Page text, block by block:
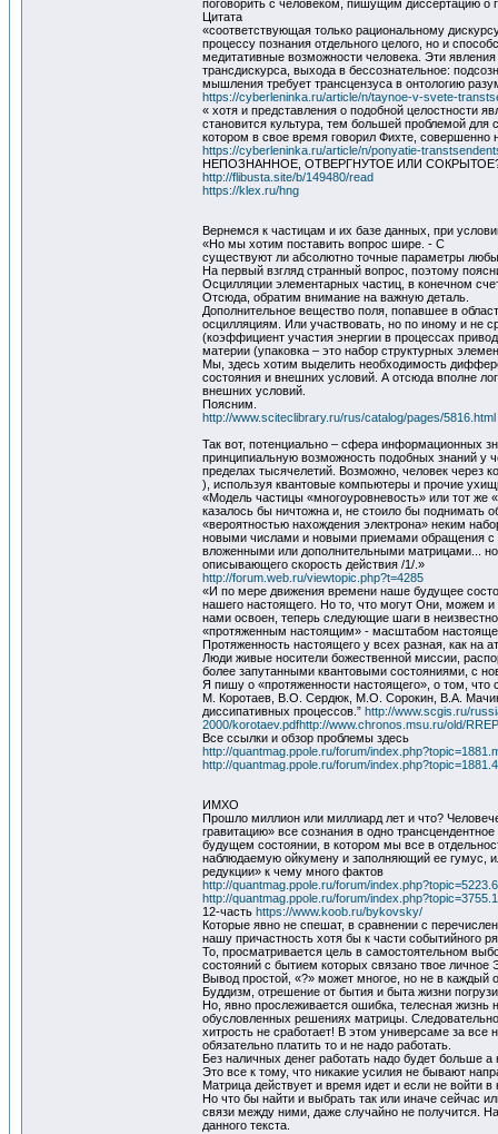
поговорить с человеком, пишущим диссертацию о
Цитата
«соответствующая только рациональному
процессу познания отдельного целого, но и
медитативные возможности человека. Эти
трансдискурса, выхода в бессознательное:
мышления требует трансцензуса в онтологию
https://cyberleninka.ru/article/n/taynoe-v-svete-
« хотя и представления о подобной целостности
становится культура, тем большей проблемой для
котором в свое время говорил Фихте, совершенно
https://cyberleninka.ru/article/n/ponyatie-
НЕПОЗНАННОЕ, ОТВЕРГНУТОЕ ИЛИ
http://flibusta.site/b/149480/read
https://klex.ru/hng
Вернемся к частицам и их базе данных, при
«Но мы хотим поставить вопрос шире. - С
существуют ли абсолютно точные параметры
На первый взгляд странный вопрос, поэтому
Осцилляции элементарных частиц, в конечном
Отсюда, обратим внимание на важную деталь.
Дополнительное вещество поля, попавшее в
осцилляциям. Или участвовать, но по иному и не
(коэффициент участия энергии в процессах
материи (упаковка – это набор структурных
Мы, здесь хотим выделить необходимость
состояния и внешних условий. А отсюда вполне
внешних условий.
Поясним.
http://www.sciteclibrary.ru/rus/catalog/pages/5816.html
Так вот, потенциально – сфера информационных
принципиальную возможность подобных знаний у
пределах тысячелетий. Возможно, человек через
), используя квантовые компьютеры и прочие
«Модель частицы «многоуровневость» или тот же
казалось бы ничтожна и, не стоило бы поднимать
«вероятностью нахождения электрона» неким
новыми числами и новыми приемами обращения с
вложенными или дополнительными матрицами...
описывающего скорость действия /1/.»
http://forum.web.ru/viewtopic.php?t=4285
«И по мере движения времени наше будущее
нашего настоящего. Но то, что могут Они, можем
нами освоен, теперь следующие шаги в
«протяженным настоящим» - масштабом
Протяженность настоящего у всех разная, как на
Люди живые носители божественной миссии,
более запутанными квантовыми состояниями, с
Я пишу о «протяженности настоящего», о том, что
М. Коротаев, В.О. Сердюк, М.О. Сорокин, В.А.
диссипативных процессов.” http://www.scgis.ru/
2000/korotaev.pdfhttp://www.chronos.msu.ru/old/
Все ссылки и обзор проблемы здесь
http://quantmag.ppole.ru/forum/
http://quantmag.ppole.ru/forum/
ИМХО
Прошло миллион или миллиард лет и что?
гравитацию» все сознания в одно
будущем состоянии, в котором мы все в
наблюдаемую ойкумену и заполняющий ее гумус,
редукции» к чему много фактов
http://quantmag.ppole.ru/forum/
http://quantmag.ppole.ru/forum/
12-часть https://www.koob.ru/bykovsky/
Которые явно не спешат, в сравнении с
нашу причастность хотя бы к части событийного
То, просматривается цель в самостоятельном
состояний с бытием которых связано твое
Вывод простой, «?» может многое, но не в
Буддизм, отрешение от бытия и быта жизни
Но, явно прослеживается ошибка, телесная жизнь
обусловленных решениях матрицы.
хитрость не сработает! В этом универсаме за
обязательно платить то и не надо работать.
Без наличных денег работать надо будет больше
Это все к тому, что никакие усилия не бывают
Матрица действует и время идет и если не войти
Но что бы найти и выбрать так или иначе сейчас
связи между ними, даже случайно не получится.
данного текста.